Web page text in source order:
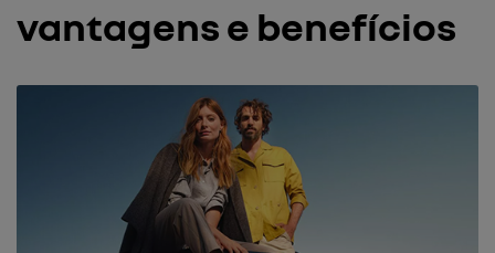
vantagens e benefícios